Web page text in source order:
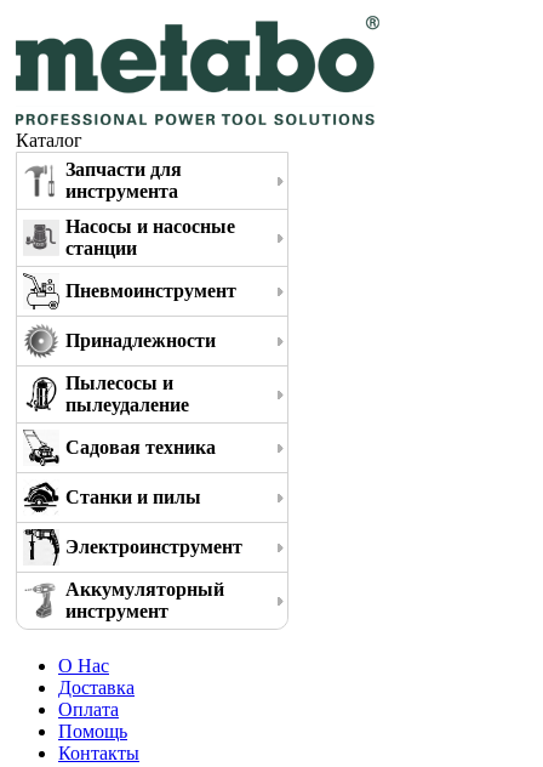
Каталог
Запчасти для
инструмента
Насосы и насосные
станции
Пневмоинструмент
Принадлежности
Пылесосы и
пылеудаление
Садовая техника
Станки и пилы
Электроинструмент
Аккумуляторный
инструмент
О Нас
Доставка
Оплата
Помощь
Контакты